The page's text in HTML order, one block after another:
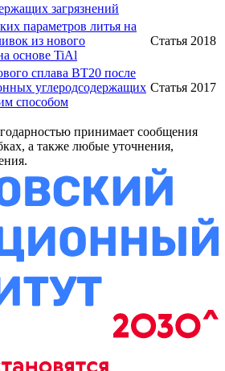
загрязнений
параметров литья на
из нового
основе TiAl
Статья 2018
сплава ВТ20 после
углеродсодержащих
способом
Статья 2017
принимает сообщения
а также любые уточнения,